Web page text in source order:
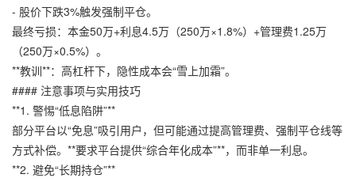
- 股价下跌3%触发强制平仓。
最终亏损：本金50万+利息4.5万（250万×1.8%）+管理费1.25万
（250万×0.5%）。
**教训**：高杠杆下，隐性成本会“雪上加霜”。
#### 注意事项与实用技巧
**1. 警惕“低息陷阱”**
部分平台以“免息”吸引用户，但可能通过提高管理费、强制平仓线等
方式补偿。**要求平台提供“综合年化成本”**，而非单一利息。
**2. 避免“长期持仓”**